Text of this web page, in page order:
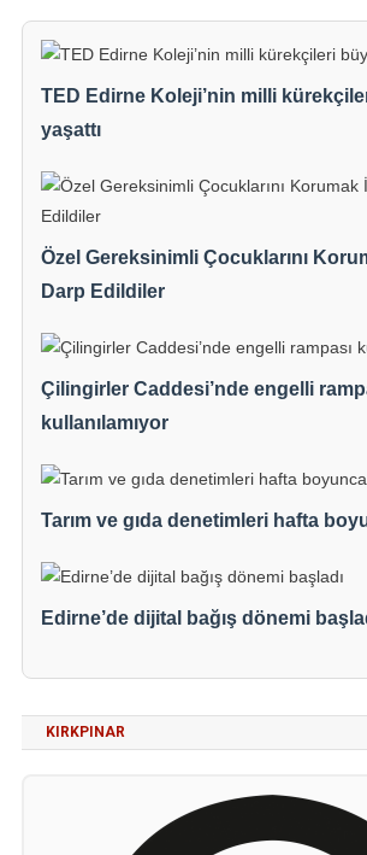
TED Edirne Koleji’nin milli
yaşattı
Özel Gereksinimli Çocuklarını
Darp Edildiler
Çilingirler Caddesi’nde engelli
kullanılamıyor
Tarım ve gıda denetimleri hafta
Edirne’de dijital bağış dönemi
KIRKPINAR